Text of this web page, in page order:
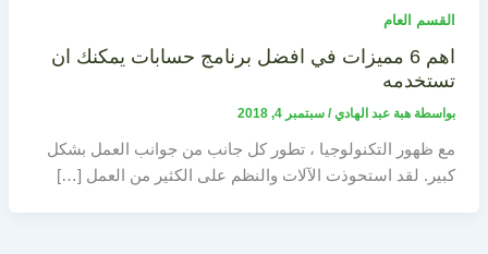
القسم العام
اهم 6 مميزات في افضل برنامج حسابات يمكنك ان
تستخدمه
بواسطة هبة عبد الهادي/ سبتمبر 4, 2018
مع ظهور التكنولوجيا ، تطور كل جانب من جوانب العمل بشكل
كبير. لقد استحوذت الآلات والنظم على الكثير من العمل […]